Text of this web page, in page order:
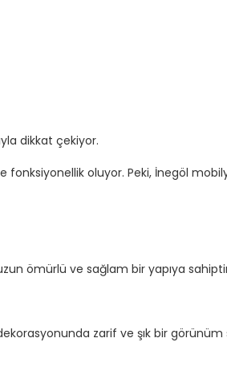
dikkat çekiyor.
fonksiyonellik oluyor. Peki, İnegöl
ömürlü ve sağlam bir yapıya
zarif ve şık bir görünüm